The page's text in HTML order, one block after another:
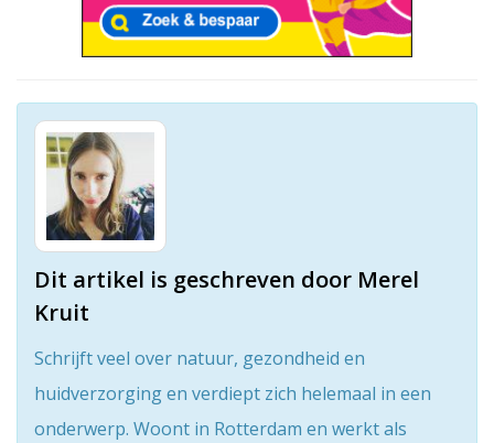
Dit artikel is geschreven door Merel
Kruit
Schrijft veel over natuur, gezondheid en
huidverzorging en verdiept zich helemaal in een
onderwerp. Woont in Rotterdam en werkt als